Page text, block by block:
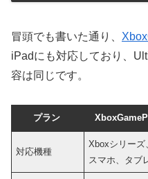
冒頭でも書いた通り、
iPadにも対応しており、
容は同じです。
プラン
対応機種
Xboxシリーズ
スマホ、タブ